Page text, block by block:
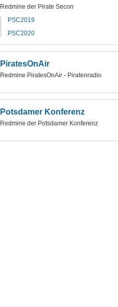
Redmine der Pirate Secon
PSC2019
PSC2020
PiratesOnAir
Redmine PiratesOnAir - Piratenradio
Potsdamer Konferenz
Redmine der Potsdamer Konferenz